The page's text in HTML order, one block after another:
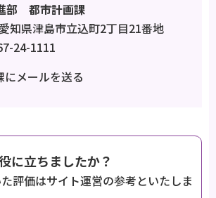
部 都市計画課
知県津島市立込町2丁目21番地
24-1111
にメールを送る
に立ちましたか？
評価はサイト運営の参考といたしま